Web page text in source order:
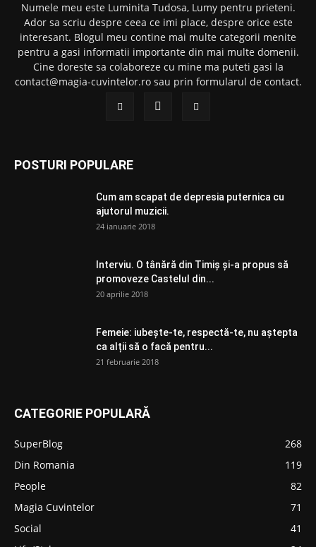
Numele meu este Luminita Tudosa, Lumy pentru prieteni.
Ador sa scriu despre ceea ce imi place, despre orice este
interesant. Blogul meu contine mai multe categorii menite
pentru a gasi informatii importante din mai multe domenii.
Cine doreste sa colaboreze cu mine ma puteti gasi la
contact@magia-cuvintelor.ro sau prin formularul de contact.
POSTURI POPULARE
Cum am scapat de depresia puternica cu
ajutorul muzicii.
24 ianuarie 2018
Interviu. O tânără din Timiș și-a propus să
promoveze Castelul din...
20 aprilie 2018
Femeie: iubește-te, respectă-te, nu aștepta
ca alții să o facă pentru...
21 februarie 2018
CATEGORIE POPULARĂ
SuperBlog
268
Din Romania
119
People
82
Magia Cuvintelor
71
Social
41